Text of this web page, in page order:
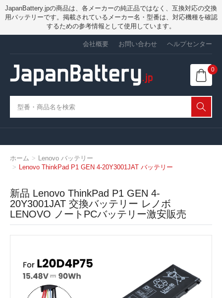
JapanBattery.jpの商品は、各メーカーの純正品ではなく、互換対応の交換
用バッテリーです。掲載されているメーカー名・型番は、対応機種を確認
するための参考情報として使用しています。
会社概要 お問い合わせ ヘルプセンター
0
ホーム
Lenovo バッテリー
Lenovo ThinkPad P1 GEN 4-20Y3001JAT バッテリー
新品 Lenovo ThinkPad P1 GEN 4-
20Y3001JAT 交換バッテリー レノボ
LENOVO ノートPCバッテリー激安販売